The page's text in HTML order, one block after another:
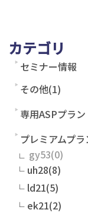
カテゴリ
セミナー情報
その他(1)
専用ASPプラ
プレミアムプ
gy53
uh28(8)
ld21(5)
ek21(2)